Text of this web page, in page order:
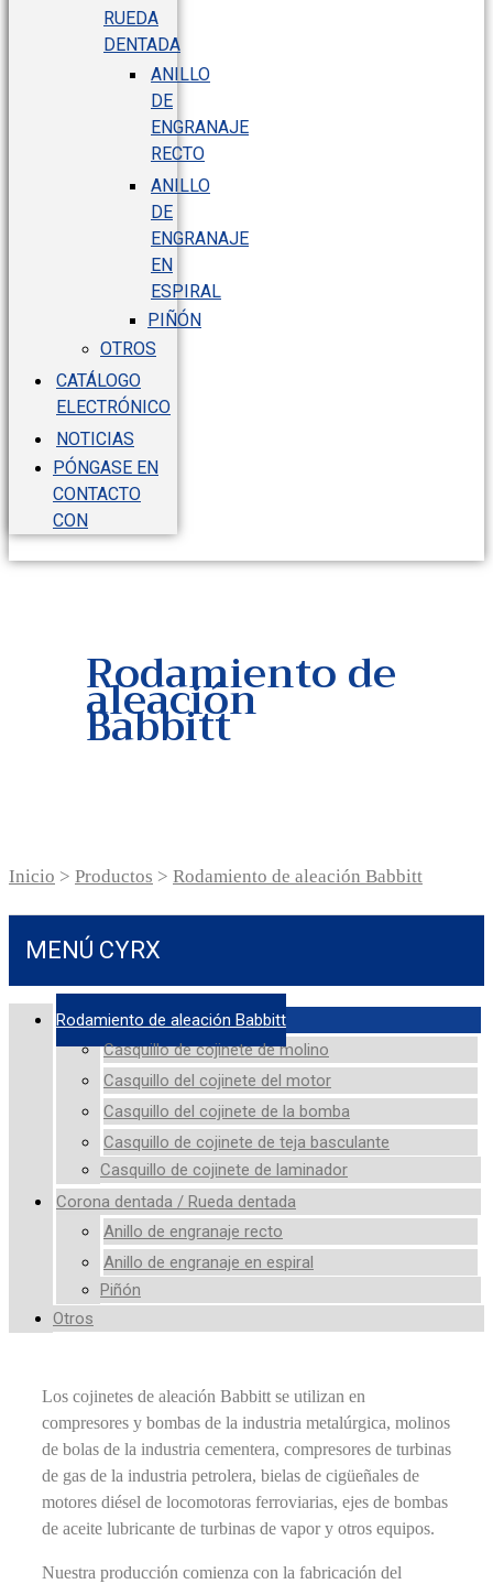
RUEDA
DENTADA
ANILLO
DE
ENGRANAJE
RECTO
ANILLO
DE
ENGRANAJE
EN
ESPIRAL
PIÑÓN
OTROS
CATÁLOGO
ELECTRÓNICO
NOTICIAS
PÓNGASE EN
CONTACTO
CON
Rodamiento de
aleación
Babbitt
Inicio > Productos > Rodamiento de aleación Babbitt
MENÚ CYRX
Rodamiento de aleación Babbitt
Casquillo de cojinete de molino
Casquillo del cojinete del motor
Casquillo del cojinete de la bomba
Casquillo de cojinete de teja basculante
Casquillo de cojinete de laminador
Corona dentada / Rueda dentada
Anillo de engranaje recto
Anillo de engranaje en espiral
Piñón
Otros
Los cojinetes de aleación Babbitt se utilizan en
compresores y bombas de la industria metalúrgica, molinos
de bolas de la industria cementera, compresores de turbinas
de gas de la industria petrolera, bielas de cigüeñales de
motores diésel de locomotoras ferroviarias, ejes de bombas
de aceite lubricante de turbinas de vapor y otros equipos.
Nuestra producción comienza con la fabricación del